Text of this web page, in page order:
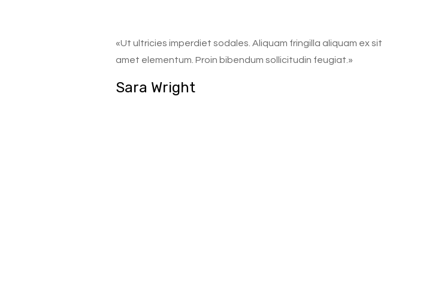
«Ut ultricies imperdiet sodales. Aliquam fringilla aliquam ex sit
amet elementum. Proin bibendum sollicitudin feugiat.»
Sara Wright